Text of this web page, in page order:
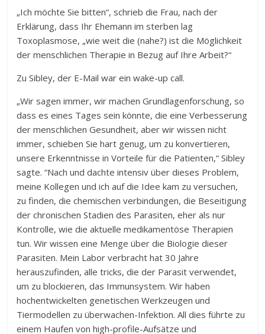
„Ich möchte Sie bitten“, schrieb die Frau, nach der
Erklärung, dass Ihr Ehemann im sterben lag
Toxoplasmose, „wie weit die (nahe?) ist die Möglichkeit
der menschlichen Therapie in Bezug auf Ihre Arbeit?“
Zu Sibley, der E-Mail war ein wake-up call.
„Wir sagen immer, wir machen Grundlagenforschung, so
dass es eines Tages sein könnte, die eine Verbesserung
der menschlichen Gesundheit, aber wir wissen nicht
immer, schieben Sie hart genug, um zu konvertieren,
unsere Erkenntnisse in Vorteile für die Patienten,“ Sibley
sagte. “Nach und dachte intensiv über dieses Problem,
meine Kollegen und ich auf die Idee kam zu versuchen,
zu finden, die chemischen verbindungen, die Beseitigung
der chronischen Stadien des Parasiten, eher als nur
Kontrolle, wie die aktuelle medikamentöse Therapien
tun. Wir wissen eine Menge über die Biologie dieser
Parasiten. Mein Labor verbracht hat 30 Jahre
herauszufinden, alle tricks, die der Parasit verwendet,
um zu blockieren, das Immunsystem. Wir haben
hochentwickelten genetischen Werkzeugen und
Tiermodellen zu überwachen-Infektion. All dies führte zu
einem Haufen von high-profile-Aufsätze und